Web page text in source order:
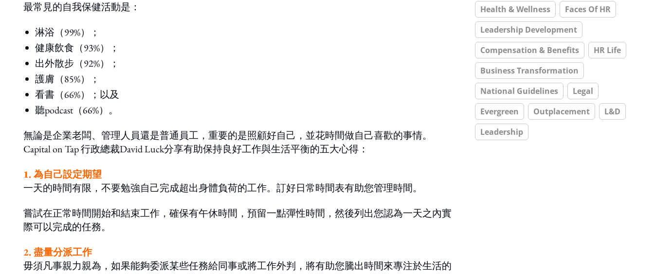
最常見的自我保健活動是：
淋浴（99%）；
健康飲食（93%）；
出外散步（92%）；
護膚（85%）；
看書（66%）；以及
聽podcast（66%）。
無論是企業老闆、管理人員還是普通員工，重要的是照顧好自己，並花時間做自己喜歡的事情。
Capital on Tap 行政總裁David Luck分享有助保持良好工作與生活平衡的五大心得：
1. 為自己設定期望
一天的時間有限，不要勉強自己完成超出身體負荷的工作。訂好日常時間表有助您管理時間。
嘗試在正常時間開始和結束工作，確保有午休時間，預留一點彈性時間，然後列出您認為一天之內實
際可以完成的任務。
2. 盡量分派工作
毋須凡事親力親為，如果能夠委派某些任務給同事或將工作外判，將有助您騰出時間來專注於生活的
Health & Wellness
Faces Of HR
Leadership Development
Compensation & Benefits
HR Life
Business Transformation
National Guidelines
Legal
Evergreen
Outplacement
L&D
Leadership